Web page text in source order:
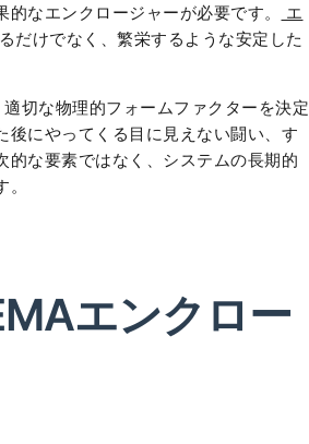
なエンクロージャーが必要です。
エ
だけでなく、繁栄するような安定した
切な物理的フォームファクターを決定
にやってくる目に見えない闘い、す
な要素ではなく、システムの長期的
エンクロー